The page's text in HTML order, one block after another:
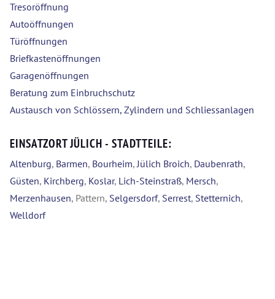
Tresoröffnung
Autoöffnungen
Türöffnungen
Briefkastenöffnungen
Garagenöffnungen
Beratung zum Einbruchschutz
Austausch von Schlössern, Zylindern und Schliessanlagen
EINSATZORT JÜLICH - STADTTEILE:
Altenburg, Barmen, Bourheim,Jülich Broich, Daubenrath,
Güsten, Kirchberg, Koslar, Lich-Steinstraß, Mersch,
Merzenhausen, Pattern, Selgersdorf, Serrest, Stetternich,
Welldorf